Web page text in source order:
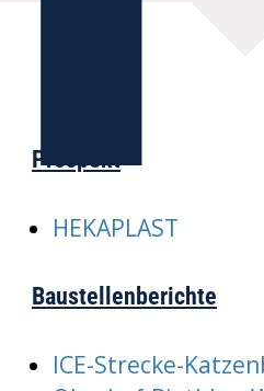
Prospekt
HEKAPLAST
Baustellenberichte
ICE-Strecke-